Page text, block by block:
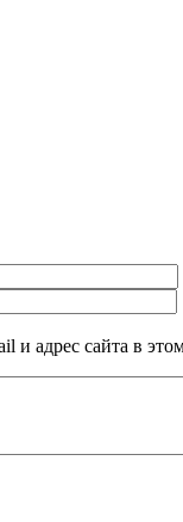
и адрес сайта в